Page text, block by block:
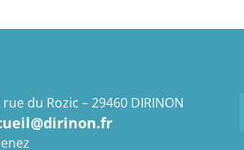
du Rozic – 29460 DIRINON